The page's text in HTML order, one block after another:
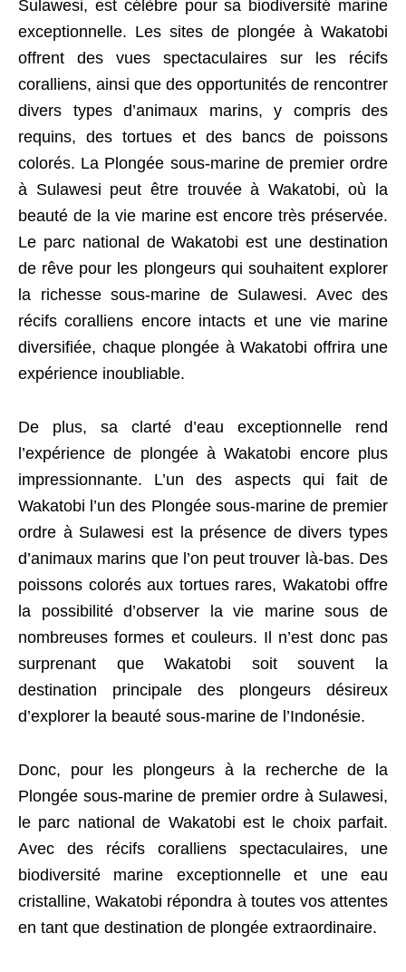
Sulawesi, est célèbre pour sa biodiversité marine
exceptionnelle. Les sites de plongée à Wakatobi
offrent des vues spectaculaires sur les récifs
coralliens, ainsi que des opportunités de rencontrer
divers types d’animaux marins, y compris des
requins, des tortues et des bancs de poissons
colorés. La Plongée sous-marine de premier ordre
à Sulawesi peut être trouvée à Wakatobi, où la
beauté de la vie marine est encore très préservée.
Le parc national de Wakatobi est une destination
de rêve pour les plongeurs qui souhaitent explorer
la richesse sous-marine de Sulawesi. Avec des
récifs coralliens encore intacts et une vie marine
diversifiée, chaque plongée à Wakatobi offrira une
expérience inoubliable.
De plus, sa clarté d’eau exceptionnelle rend
l’expérience de plongée à Wakatobi encore plus
impressionnante. L’un des aspects qui fait de
Wakatobi l’un des Plongée sous-marine de premier
ordre à Sulawesi est la présence de divers types
d’animaux marins que l’on peut trouver là-bas. Des
poissons colorés aux tortues rares, Wakatobi offre
la possibilité d’observer la vie marine sous de
nombreuses formes et couleurs. Il n’est donc pas
surprenant que Wakatobi soit souvent la
destination principale des plongeurs désireux
d’explorer la beauté sous-marine de l’Indonésie.
Donc, pour les plongeurs à la recherche de la
Plongée sous-marine de premier ordre à Sulawesi,
le parc national de Wakatobi est le choix parfait.
Avec des récifs coralliens spectaculaires, une
biodiversité marine exceptionnelle et une eau
cristalline, Wakatobi répondra à toutes vos attentes
en tant que destination de plongée extraordinaire.